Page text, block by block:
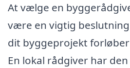
At vælge en
være en vigtig
dit byggeprojekt
En lokal rådgiver har